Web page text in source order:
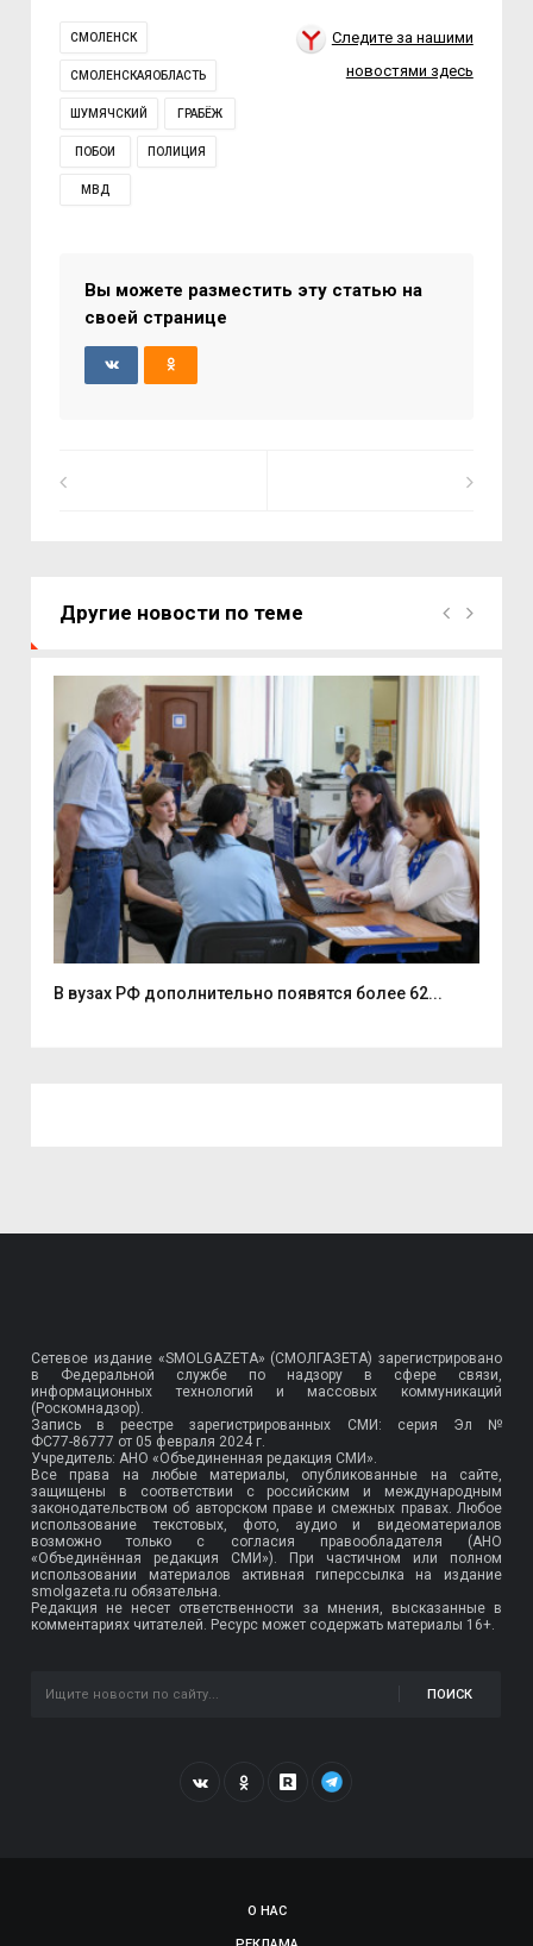
СМОЛЕНСК
СМОЛЕНСКАЯОБЛАСТЬ
ШУМЯЧСКИЙ ГРАБЁЖ
ПОБОИ ПОЛИЦИЯ
МВД
Следите за нашими
новостями здесь
Вы можете разместить эту статью на
своей странице
Другие новости по теме
В вузах РФ дополнительно появятся более 62...
Сетевое издание «SMOLGAZETA» (СМОЛГАЗЕТА) зарегистрировано
в Федеральной службе по надзору в сфере связи,
информационных технологий и массовых коммуникаций
(Роскомнадзор).
Запись в реестре зарегистрированных СМИ: серия Эл №
ФС77-86777 от 05 февраля 2024 г.
Учредитель: АНО «Объединенная редакция СМИ».
Все права на любые материалы, опубликованные на сайте,
защищены в соответствии с российским и международным
законодательством об авторском праве и смежных правах. Любое
использование текстовых, фото, аудио и видеоматериалов
возможно только с согласия правообладателя (АНО
«Объединённая редакция СМИ»). При частичном или полном
использовании материалов активная гиперссылка на издание
smolgazeta.ru обязательна.
Редакция не несет ответственности за мнения, высказанные в
комментариях читателей. Ресурс может содержать материалы 16+.
ПОИСК
О НАС